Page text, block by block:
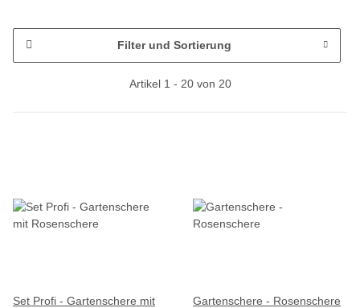
Filter und Sortierung
Artikel 1 - 20 von 20
Set Profi - Gartenschere mit
Gartenschere - Rosenschere